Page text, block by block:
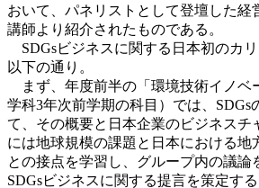
おいて、パネリストとして登壇した経
講師より紹介されたものである。
SDGsビジネスに関する日本初のカリ
以下の通り。
まず、年度前半の「環境技術イノベ
学科3年次前学期の科目）では、SDGs
て、その概要と日本企業のビジネスチ
には地球規模の課題と日本における地
との接点を学習し、グループ内の議論
SDGsビジネスに関する提言を策定す